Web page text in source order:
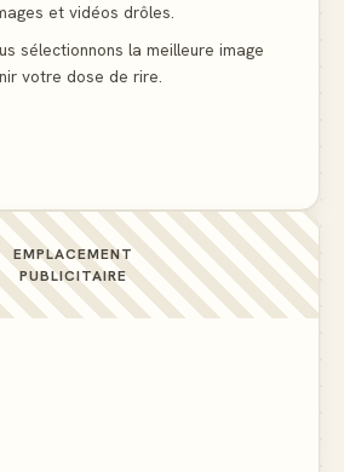
revient avec un livre de cuisine
et vidéos drôles.
sélectionnons la meilleure image
votre dose de rire.
EMPLACEMENT
PUBLICITAIRE